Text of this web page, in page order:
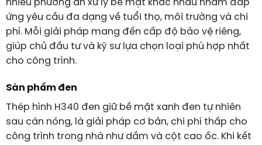
nhiều phương án xử lý bề mặt khác nhau nhằm đáp
ứng yêu cầu đa dạng về tuổi thọ, môi trường và chi
phí. Mỗi giải pháp mang đến cấp độ bảo vệ riêng,
giúp chủ đầu tư và kỹ sư lựa chọn loại phù hợp nhất
cho công trình.
Sản phẩm đen
Thép hình H340 đen giữ bề mặt xanh đen tự nhiên
sau cán nóng, là giải pháp cơ bản, chi phí thấp cho
công trình trong nhà như dầm và cột cao ốc. Khi kết